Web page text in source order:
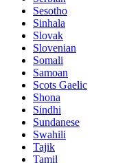
Sesotho
Sinhala
Slovak
Slovenian
Somali
Samoan
Scots Gaelic
Shona
Sindhi
Sundanese
Swahili
Tajik
Tamil